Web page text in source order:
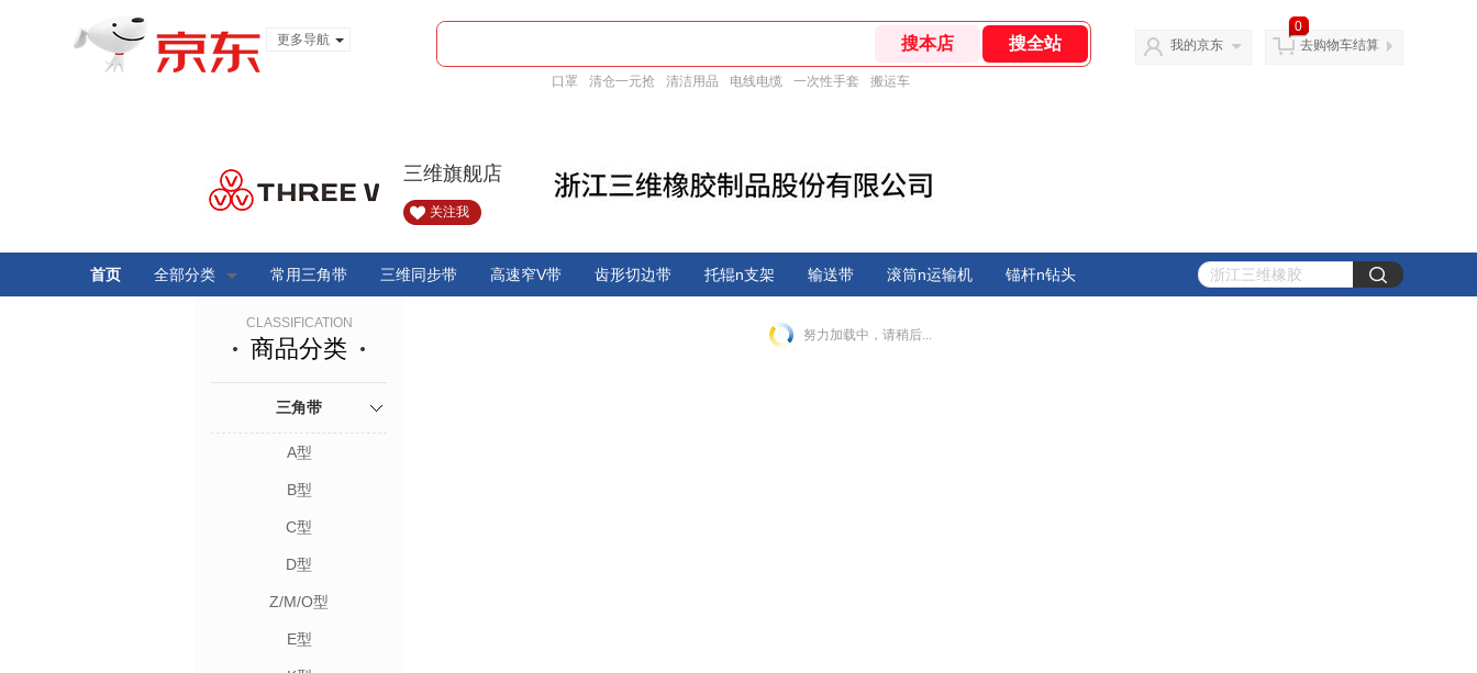
更多导航
口罩 清仓一元抢 清洁用品 电线电缆 一次性手套 搬运车
我的京东
0
去购物车结算
三维旗舰店
关注我
首页 全部分类 常用三角带 三维同步带 高速窄V带 齿形切边带 托辊n支架 输送带 滚筒n运输机 锚杆n钻头
CLASSIFICATION
商品分类
三角带
A型
B型
C型
D型
Z/M/O型
E型
努力加载中，请稍后...